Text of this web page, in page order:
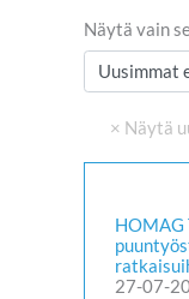
Näytä vain
HOMAG
27-07-